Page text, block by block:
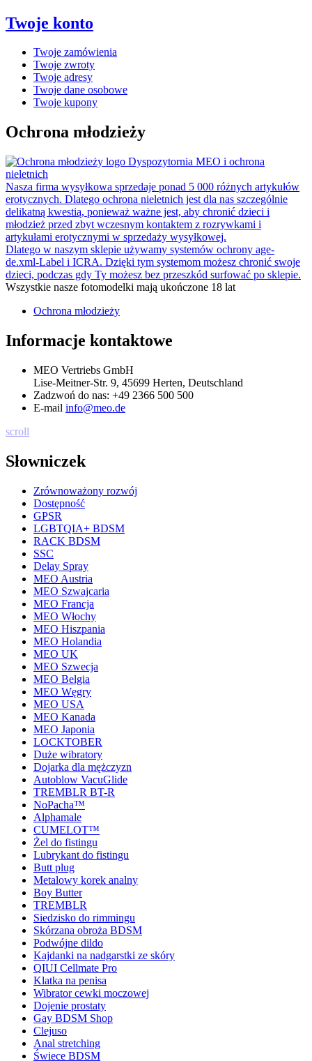
Twoje konto
Twoje zamówienia
Twoje zwroty
Twoje adresy
Twoje dane osobowe
Twoje kupony
Ochrona młodzieży
Dyspozytornia MEO i ochrona
nieletnich
Nasza firma wysyłkowa sprzedaje ponad 5 000 różnych artykułów
erotycznych. Dlatego ochrona nieletnich jest dla nas szczególnie
delikatną kwestią, ponieważ ważne jest, aby chronić dzieci i
młodzież przed zbyt wczesnym kontaktem z rozrywkami i
artykułami erotycznymi w sprzedaży wysyłkowej.
Dlatego w naszym sklepie używamy systemów ochrony age-
de.xml-Label i ICRA. Dzięki tym systemom możesz chronić swoje
dzieci, podczas gdy Ty możesz bez przeszkód surfować po sklepie.
Wszystkie nasze fotomodelki mają ukończone 18 lat
Ochrona młodzieży
Informacje kontaktowe
MEO Vertriebs GmbH
Lise-Meitner-Str. 9, 45699 Herten, Deutschland
Zadzwoń do nas: +49 2366 500 500
E-mail info@meo.de
scroll
Słowniczek
Zrównoważony rozwój
Dostępność
GPSR
LGBTQIA+ BDSM
RACK BDSM
SSC
Delay Spray
MEO Austria
MEO Szwajcaria
MEO Francja
MEO Włochy
MEO Hiszpania
MEO Holandia
MEO UK
MEO Szwecja
MEO Belgia
MEO Węgry
MEO USA
MEO Kanada
MEO Japonia
LOCKTOBER
Duże wibratory
Dojarka dla mężczyzn
Autoblow VacuGlide
TREMBLR BT-R
NoPacha™
Alphamale
CUMELOT™
Żel do fistingu
Lubrykant do fistingu
Butt plug
Metalowy korek analny
Boy Butter
TREMBLR
Siedzisko do rimmingu
Skórzana obroża BDSM
Podwójne dildo
Kajdanki na nadgarstki ze skóry
QIUI Cellmate Pro
Klatka na penisa
Wibrator cewki moczowej
Dojenie prostaty
Gay BDSM Shop
Clejuso
Anal stretching
Świece BDSM